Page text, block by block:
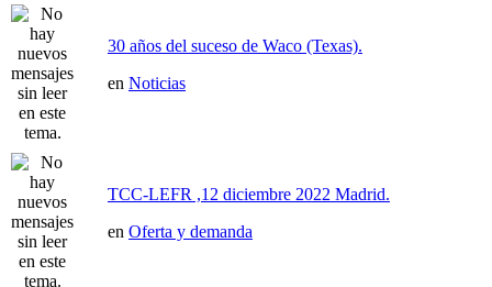
30 años del suceso de Waco (Texas).
en Noticias
TCC-LEFR ,12 diciembre 2022 Madrid.
en Oferta y demanda